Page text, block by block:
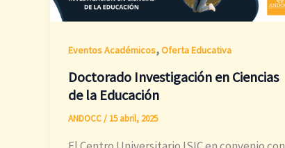
Eventos Académicos,Oferta Educativa
Doctorado Investigación en Ciencias
de la Educación
ANDOCC/ 15 abril, 2025